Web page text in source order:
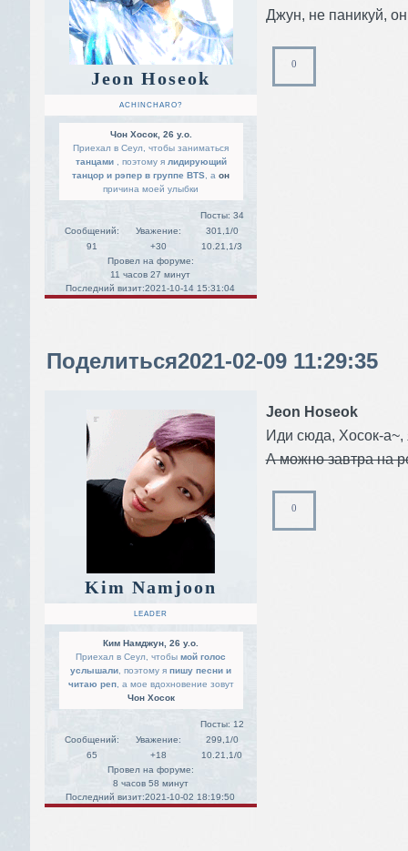
Jeon Hoseok
ACHINCHARO?
Чон Хосок, 26 y.o.
Приехал в Сеул, чтобы заниматься
танцами
, поэтому я лидирующий
танцор и рэпер в группе BTS , а он
причина моей улыбки
Сообщений:
91
Уважение:
+30
Посты: 34
301,1/0
10.21,1/3
Провел на форуме:
11 часов 27 минут
Последний визит:2021-10-14 15:31:04
Джун, не паникуй,
0
Поделиться2021-02-09 11:29:35
Kim Namjoon
LEADER
Ким Намджун, 26 y.o.
Приехал в Сеул, чтобы мой голос
услышали , поэтому я пишу песни и
читаю реп, а мое вдохновение зовут
Чон Хосок
Сообщений:
65
Уважение:
+18
Посты: 12
299,1/0
10.21,1/0
Провел на форуме:
8 часов 58 минут
Последний визит:2021-10-02 18:19:50
Jeon Hoseok
Иди сюда, Хосок-а~,
А можно завтра на
0